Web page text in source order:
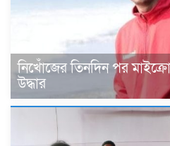
নিখোঁজের তিনদিন পর
উদ্ধার